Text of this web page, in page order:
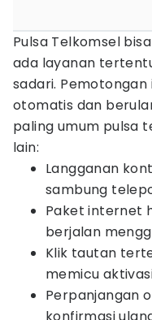
Pulsa Telkomsel
ada layanan
sadari.
otomatis dan
paling umum pulsa
lain:
Langganan
sambung
Paket internet
berjalan
Klik tautan
memicu
Perpanjangan